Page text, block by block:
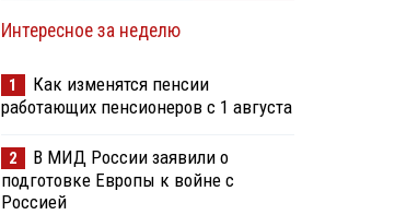
Интересное за неделю
1
Как изменятся пенсии
работающих пенсионеров с 1 августа
2
В МИД России заявили о
подготовке Европы к войне с
Россией